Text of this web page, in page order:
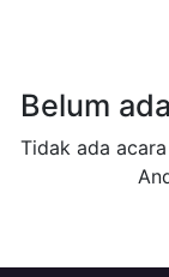
Belum
Tidak ada